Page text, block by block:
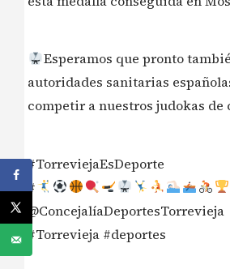
Esperamos que pronto
autoridades sanitarias
competir a nuestros judokas de
#TorreviejaEsDeporte
#
@ConcejalíaDeportesTorrevieja
#Torrevieja #deportes